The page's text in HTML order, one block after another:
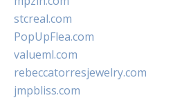
stcreal.com
PopUpFlea.com
valueml.com
rebeccatorresjewelry.com
jmpbliss.com